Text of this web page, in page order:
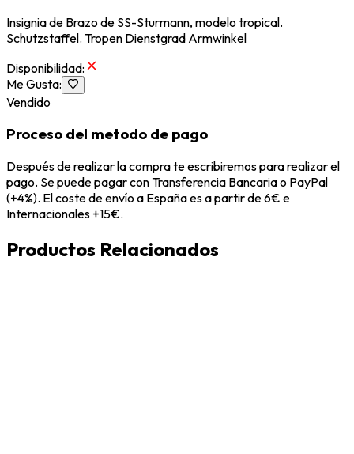
Insignia de Brazo de SS-Sturmann, modelo tropical.
Schutzstaffel. Tropen Dienstgrad Armwinkel
Disponibilidad:
Me Gusta:
Vendido
Proceso del metodo de pago
Después de realizar la compra te escribiremos para realizar el
pago. Se puede pagar con Transferencia Bancaria o PayPal
(+4%). El coste de envío a España es a partir de 6€ e
Internacionales +15€.
Productos Relacionados